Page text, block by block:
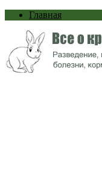
Главная